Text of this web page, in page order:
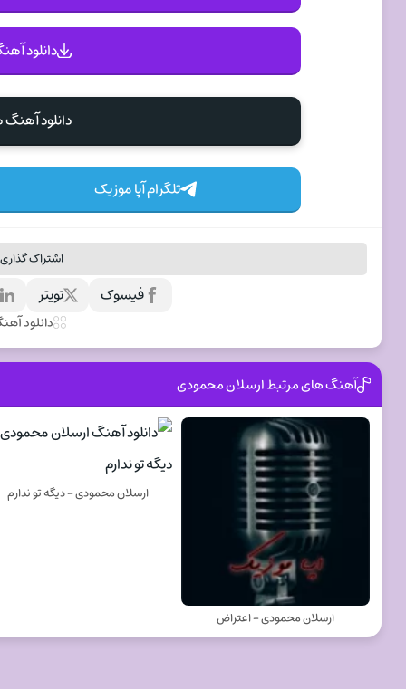
دانلود
دانلود
تلگرام آپا موزیک
اشتراک
تویتر فیسوک
دانلود
آهنگ های مرتبط ارسلان محمودی
ارسلان محمودی - اعتراض
ارسلان محمودی - دیگه تو ندارم